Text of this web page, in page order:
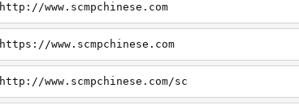
http://www.scmpchinese.com
https://www.scmpchinese.com
http://www.scmpchinese.com/sc